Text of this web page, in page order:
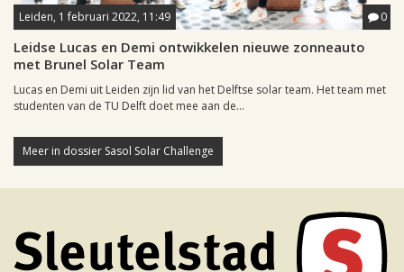
Leiden, 1 februari 2022, 11:49 0
Leidse Lucas en Demi ontwikkelen nieuwe zonneauto
met Brunel Solar Team
Lucas en Demi uit Leiden zijn lid van het Delftse solar team. Het team met
studenten van de TU Delft doet mee aan de...
Meer in dossier Sasol Solar Challenge